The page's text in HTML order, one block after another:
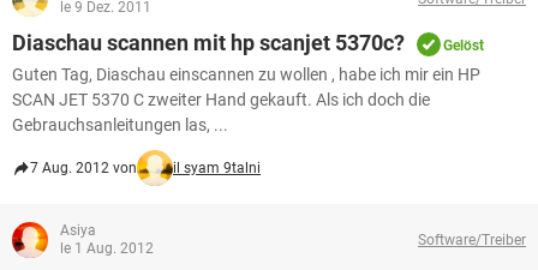
le 9 Dez. 2011
Diaschau scannen mit hp scanjet 5370c? Gelöst
Guten Tag, Diaschau einscannen zu wollen , habe ich mir ein HP
SCAN JET 5370 C zweiter Hand gekauft. Als ich doch die
Gebrauchsanleitungen las, ...
7 Aug. 2012 von il syam 9talni
Asiya
le 1 Aug. 2012
Software/Treiber